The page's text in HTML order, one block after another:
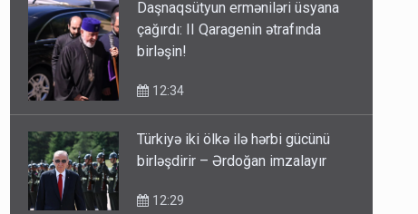
çağırdı: II Qaragenin ətrafında
birləşin!
Türkiyə iki ölkə ilə hərbi gücünü
birləşdirir – Ərdoğan imzalayır